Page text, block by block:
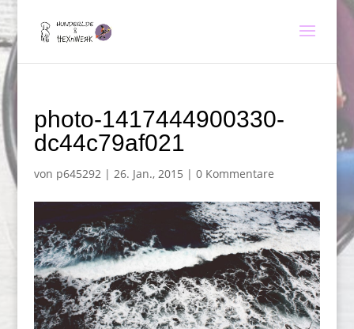
photo-1417444900330-
dc44c79af021
von p645292| 26. Jan., 2015 | 0 Kommentare